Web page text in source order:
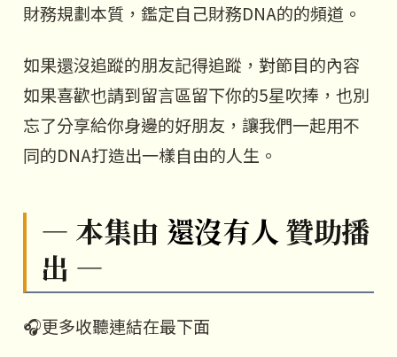
財務規劃本質，鑑定自己財務DNA的的頻道。
如果還沒追蹤的朋友記得追蹤，對節目的內容
如果喜歡也請到留言區留下你的5星吹捧，也別
忘了分享給你身邊的好朋友，讓我們一起用不
同的DNA打造出一樣自由的人生。
— 本集由 還沒有人贊助播
出 —
🎧更多收聽連結在最下面